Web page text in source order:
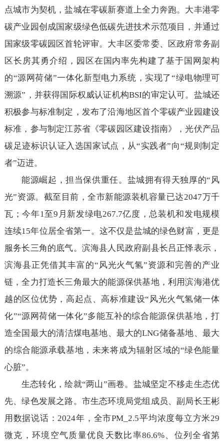
点城市为契机，盐城在零碳新赛道上全力奔跑。大丰港零
碳产业园创成国家级绿色低碳先进技术示范项目，并通过
国家级零碳园区首轮评审。大丰区委常委、区政府常务副
区长房其勇介绍，园区在国内率先构建了基于国网架构
的“源网荷储”一体化新型电力系统，实现了“绿电物理可
溯源”，并获得国际权威认证机构BSI的审定认可。盐城还
积极参与标准制定，发布了沿海地区首个零碳产业园建设
标准，参与制定江苏省《零碳园区建设指南》，光伏产品
碳足迹标识认证入选国家试点，从“实践者”向“规则制定
者”迈进。
能源崛起，担当保供重任。盐城拥有得天独厚的“风
光”资源。截至目前，全市新能源装机容量已达2047万千
瓦；今年1至9月新发绿电267.7亿度，总装机和发电规模
连续15年位居全省第一。这不仅是盐城的绿色财富，更是
服务长三角的底气。滨海县人民政府副县长吕正怿表示，
滨海县正凭借其丰富的“风光火气氢”资源和完善的产业
链，全力打造长三角最大的能源保供基地，利用滨海港优
越的区位优势，高起点、高标准建设“风光火气氢储一体
化”“源网荷储一体化”多能互补的综合能源保供基地，打
造全国最大的清洁煤电基地、最大的LNG储备基地、最大
的综合能源承载基地，未来将成为辐射区域的“绿色能量
心脏”。
生态转化，绘就“两山”画卷。盐城坚定不移走生态优
先、绿色发展之路。市生态环境局党组成员、副局长王彬
用数据说话：2024年，全市PM_2.5平均浓度每立方米29
微克，环境空气质量优良天数比率86.6%、位列全省第